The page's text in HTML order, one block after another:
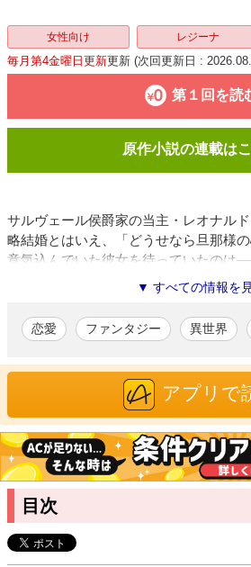
女性向け レジーナ
毎月第4金曜日更新更新 (次回更新日 :
第１回を読
原作小説の連載は
サルヴェール侯爵家の当主・レオナル
略結婚とはいえ、「どうせなら旦那様
意気込んでいた彼女を待っていたのは
結婚式!? 結婚後もレオナルドとは一度
ひたすら手芸に明け暮れる、孤独な日
ど、会う価値もない――そうお考えなの
の緒が切れたリゼットは、レオナルドの
ライドと意地を懸けた夫婦バトルが今
かしい葵/漫画
可愛らしく繊細な絵柄を持ち味に、主に
中。代表作に『悪役令嬢は推しカプのた
す』（ZERO-SUMコミックス／一迅社刊
に溺愛されて困ってます～「推し」が結
です！～』（comic スピラ／ファンギル
あねもね/原作
2016年に、じゅり名義にて「目覚めた
▼ すべての情報を
恋愛 ファンタジー 異世界
アプリで
目次